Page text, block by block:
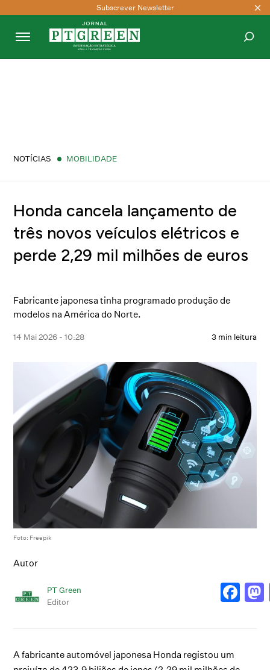
Subscrever Newsletter
NOTÍCIAS MOBILIDADE
Honda cancela lançamento de
três novos veículos elétricos e
perde 2,29 mil milhões de euros
Fabricante japonesa tinha programado produção de
modelos na América do Norte.
14 Mai 2026 - 10:28 3 min leitura
Foto: Freepik
Autor
PT Green
Editor
A fabricante automóvel japonesa Honda registou um